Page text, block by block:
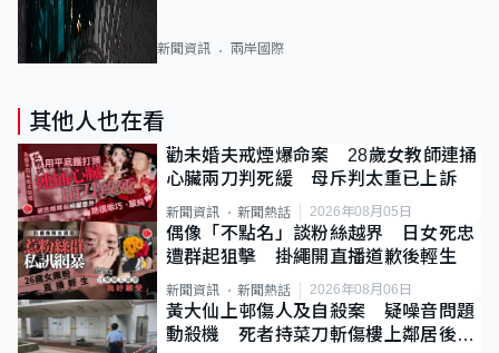
新聞資訊 兩岸國際
其他人也在看
勸未婚夫戒煙爆命案 28歲女教師連捅
心臟兩刀判死緩 母斥判太重已上訴
新聞資訊 新聞熱話 2026年08月05日
偶像「不點名」談粉絲越界 日女死忠
遭群起狙擊 掛繩開直播道歉後輕生
新聞資訊 新聞熱話 2026年08月06日
黃大仙上邨傷人及自殺案 疑噪音問題
動殺機 死者持菜刀斬傷樓上鄰居後墮